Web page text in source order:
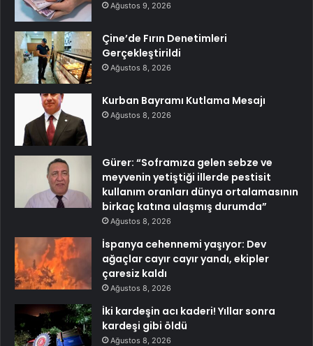
Ağustos 9, 2026
Çine’de Fırın Denetimleri
Gerçekleştirildi
Ağustos 8, 2026
Kurban Bayramı Kutlama Mesajı
Ağustos 8, 2026
Gürer: “Soframıza gelen sebze ve
meyvenin yetiştiği illerde pestisit
kullanım oranları dünya ortalamasının
birkaç katına ulaşmış durumda”
Ağustos 8, 2026
İspanya cehennemi yaşıyor: Dev
ağaçlar cayır cayır yandı, ekipler
çaresiz kaldı
Ağustos 8, 2026
İki kardeşin acı kaderi! Yıllar sonra
kardeşi gibi öldü
Ağustos 8, 2026